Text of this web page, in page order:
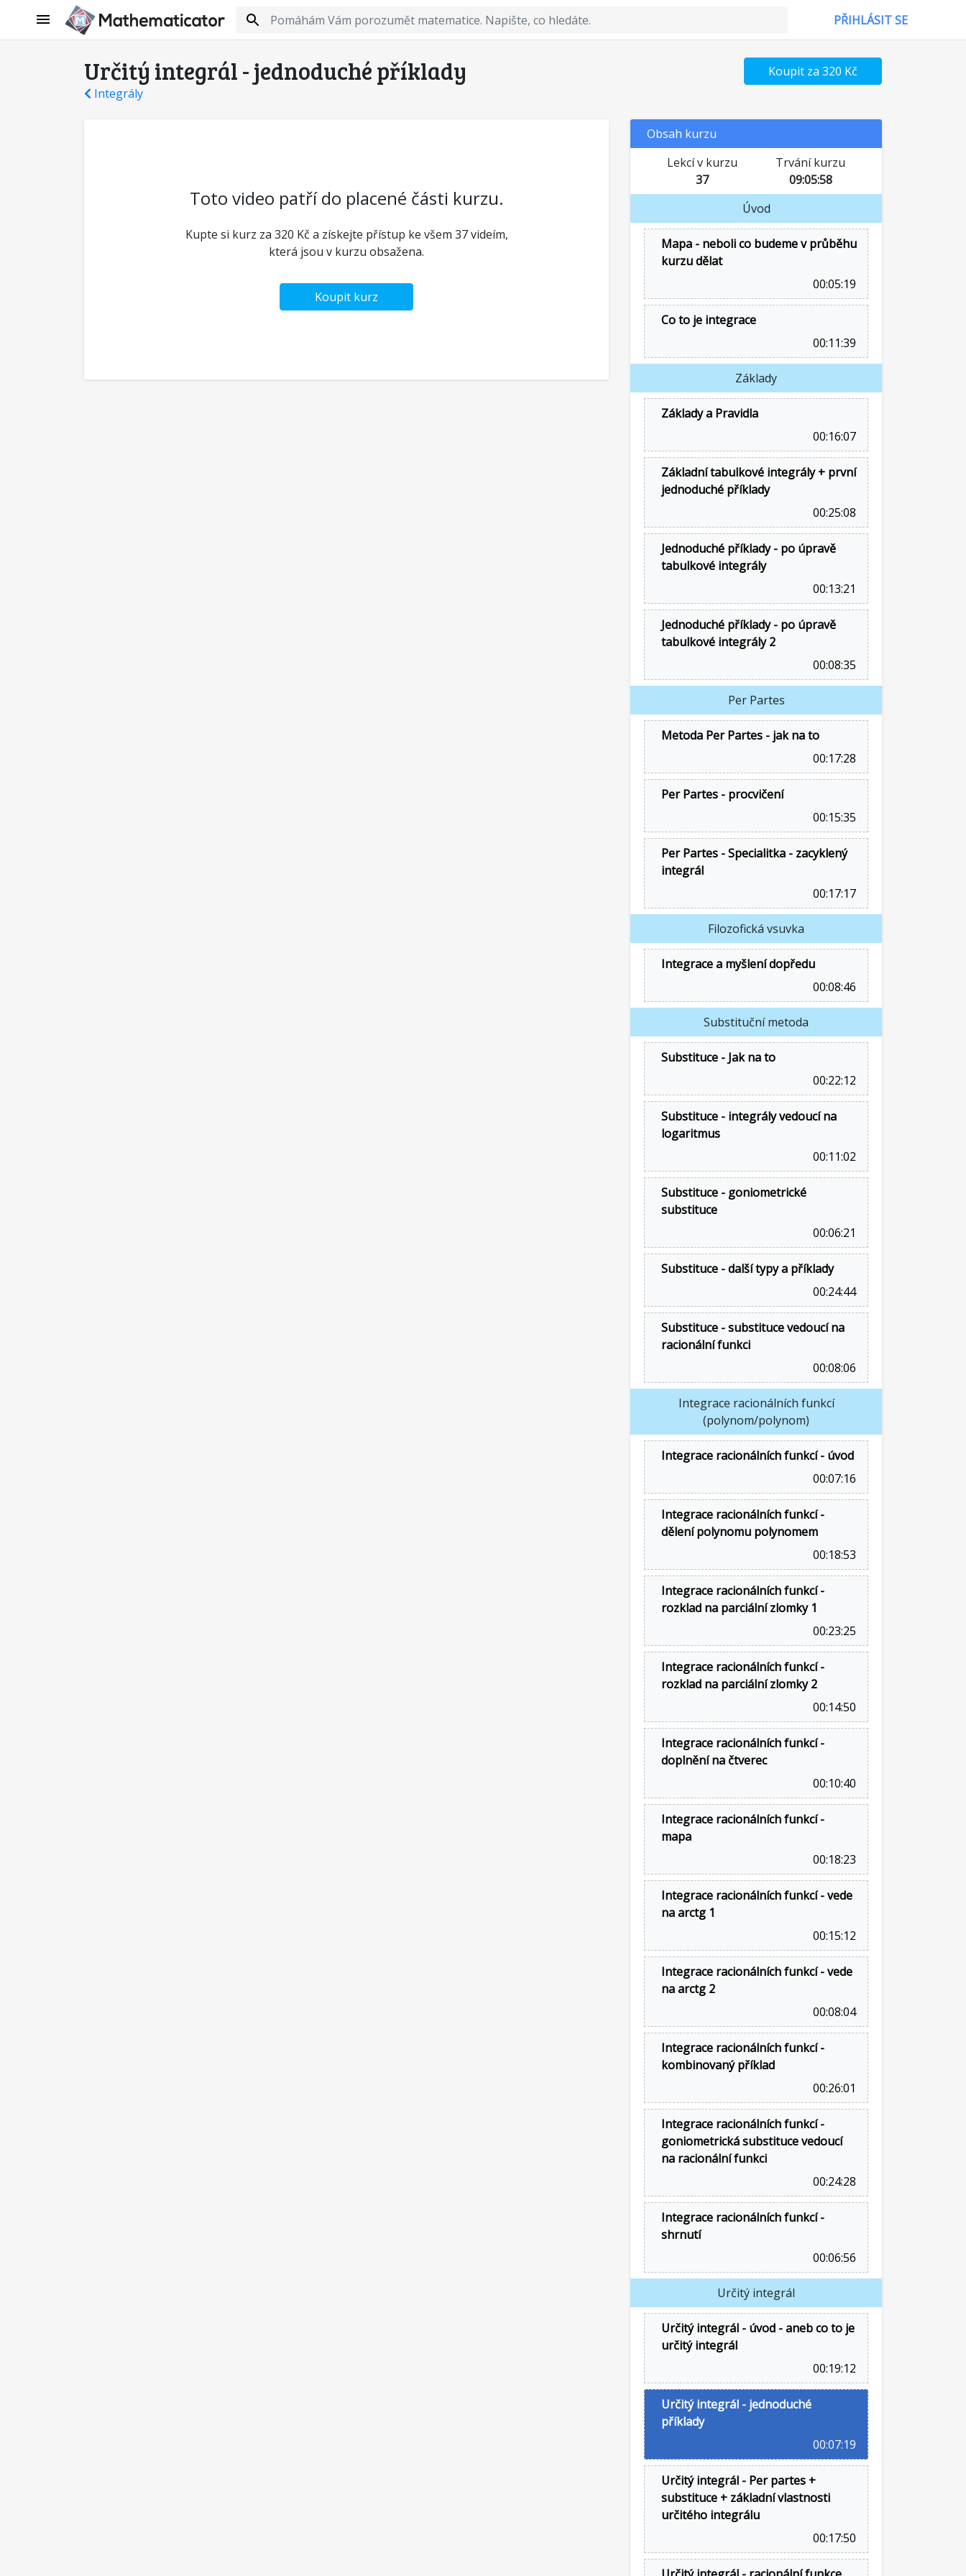
PŘIHLÁSIT SE
Určitý integrál - jednoduché příklady
Integrály
Koupit za 320 Kč
Toto video patří do placené části kurzu.
Kupte si kurz za 320 Kč a získejte přístup ke všem 37 videím,
která jsou v kurzu obsažena.
Koupit kurz
Obsah kurzu
Lekcí v kurzu
37
Trvání kurzu
09:05:58
Úvod
Mapa - neboli co budeme v průběhu
kurzu dělat
00:05:19
Co to je integrace
00:11:39
Základy
Základy a Pravidla
00:16:07
Základní tabulkové integrály + první
jednoduché příklady
00:25:08
Jednoduché příklady - po úpravě
tabulkové integrály
00:13:21
Jednoduché příklady - po úpravě
tabulkové integrály 2
00:08:35
Per Partes
Metoda Per Partes - jak na to
00:17:28
Per Partes - procvičení
00:15:35
Per Partes - Specialitka - zacyklený
integrál
00:17:17
Filozofická vsuvka
Integrace a myšlení dopředu
00:08:46
Substituční metoda
Substituce - Jak na to
00:22:12
Substituce - integrály vedoucí na
logaritmus
00:11:02
Substituce - goniometrické
substituce
00:06:21
Substituce - další typy a příklady
00:24:44
Substituce - substituce vedoucí na
racionální funkci
00:08:06
Integrace racionálních funkcí
(polynom/polynom)
Integrace racionálních funkcí - úvod
00:07:16
Integrace racionálních funkcí -
dělení polynomu polynomem
00:18:53
Integrace racionálních funkcí -
rozklad na parciální zlomky 1
00:23:25
Integrace racionálních funkcí -
rozklad na parciální zlomky 2
00:14:50
Integrace racionálních funkcí -
doplnění na čtverec
00:10:40
Integrace racionálních funkcí -
mapa
00:18:23
Integrace racionálních funkcí - vede
na arctg 1
00:15:12
Integrace racionálních funkcí - vede
na arctg 2
00:08:04
Integrace racionálních funkcí -
kombinovaný příklad
00:26:01
Integrace racionálních funkcí -
goniometrická substituce vedoucí
na racionální funkci
00:24:28
Integrace racionálních funkcí -
shrnutí
00:06:56
Určitý integrál
Určitý integrál - úvod - aneb co to je
určitý integrál
00:19:12
Určitý integrál - jednoduché
příklady
00:07:19
Určitý integrál - Per partes +
substituce + základní vlastnosti
určitého integrálu
00:17:50